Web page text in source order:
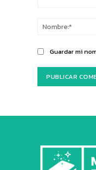
Guardar mi